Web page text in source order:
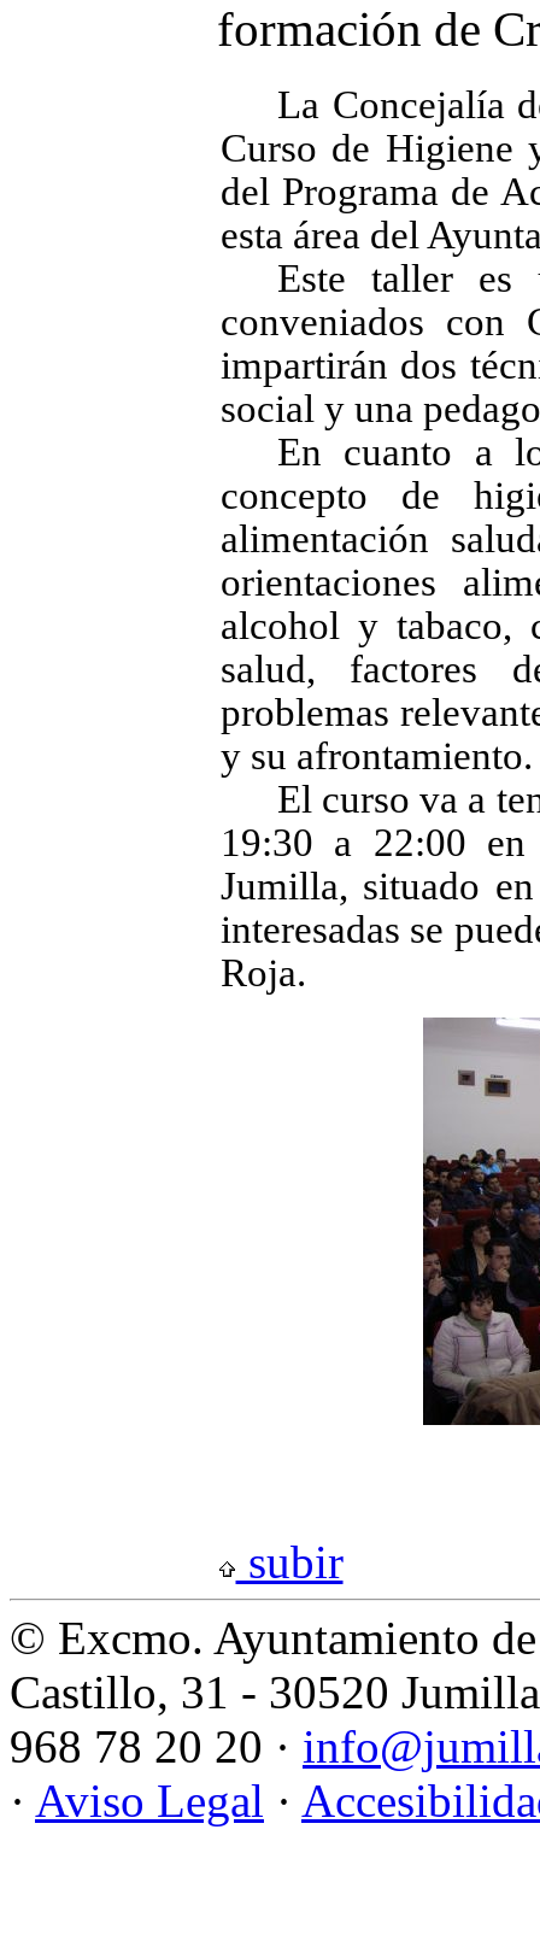
formación de
La Concejalía
Curso de Higiene
del Programa de
esta área del
Este taller es
conveniados
impartirán dos
social y una
En cuanto a
concepto de
alimentación
orientaciones
alcohol y tabaco,
salud, factores
problemas
y su afrontamiento.
El curso va a
19:30 a 22:00
Jumilla, situado
interesadas se
Roja.
subir
© Excmo. Ayuntamiento
Castillo, 31 - 30520
968 78 20 20 ·
· Aviso Legal ·